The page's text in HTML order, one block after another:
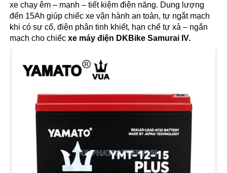
xe chạy êm – mạnh – tiết kiệm điện năng. Dung lượng
đến 15Ah giúp chiếc xe vận hành an toàn, tự ngắt mạch
khi có sự cố, điện phân tinh khiết, hạn chế tự xả – ngắn
mạch cho chiếc xe máy điện DKBike Samurai IV.